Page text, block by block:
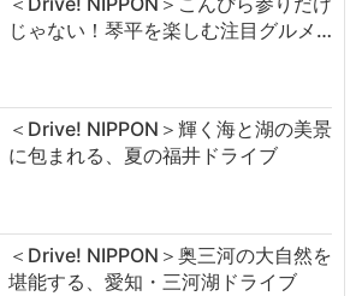
じゃない！琴平を楽しむ注目グルメ…
＜Drive! NIPPON＞輝く海と湖の美景
に包まれる、夏の福井ドライブ
＜Drive! NIPPON＞奥三河の大自然を
堪能する、愛知・三河湖ドライブ